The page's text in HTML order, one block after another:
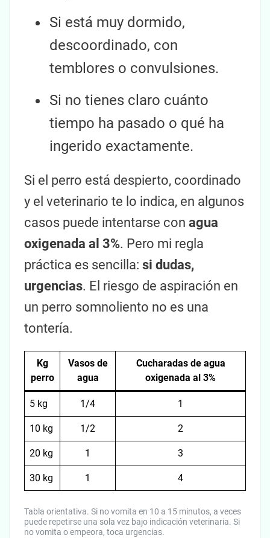
Si está muy dormido,
descoordinado, con
temblores o convulsiones.
Si no tienes claro cuánto
tiempo ha pasado o qué ha
ingerido exactamente.
Si el perro está despierto, coordinado
y el veterinario te lo indica, en algunos
casos puede intentarse con agua
oxigenada al 3%. Pero mi regla
práctica es sencilla: si dudas,
urgencias. El riesgo de aspiración en
un perro somnoliento no es una
tontería.
Kg
perro
Vasos de
agua
Cucharadas de agua
oxigenada al 3%
5 kg 1/4 1
10 kg 1/2 2
20 kg 1 3
30 kg 1 4
Tabla orientativa. Si no vomita en 10 a 15 minutos, a veces
puede repetirse una sola vez bajo indicación veterinaria. Si
no vomita o empeora, toca urgencias.